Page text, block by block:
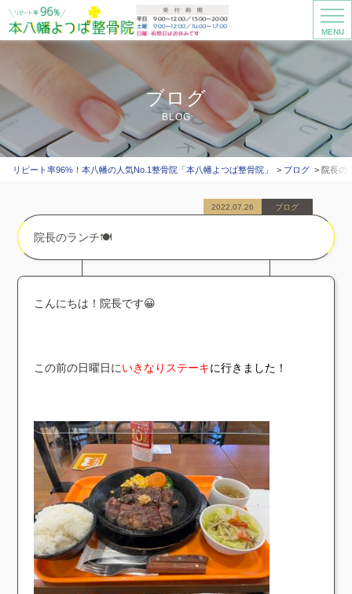
MENU
ブログ
BLOG
リピート率96%！本八幡の人気No.1整骨院「本八幡よつば整骨院」 ブログ 院長の
院長のランチ🍽
2022.07.26 ブログ
こんにちは！院長です😀
この前の日曜日にいきなりステーキに行きました！